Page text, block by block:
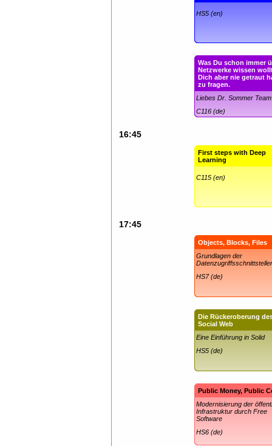
HS5 (en)
Was Du schon immer
Netzwerke wissen
Dich aber nie getraut
zu fragen.
Liebes Dr. Sommer
C116 (de)
16:45
First steps with Deep
Learning
C115 (en)
17:45
Objects, Blocks, Files
Grundlagen der
HS7 (de)
Die Rückeroberung
Social Web
Eine Einführung in Solid
HS5 (de)
Public Money, Public
Modernisierung der
Infrastruktur durch Free
Software
HS6 (de)